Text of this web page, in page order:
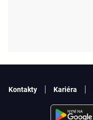
Kontakty Kariéra